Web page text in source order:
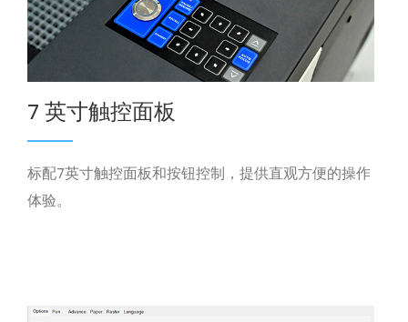
7 英寸触控面板
标配7英寸触控面板和按钮控制，提供直观方便的操作
体验。